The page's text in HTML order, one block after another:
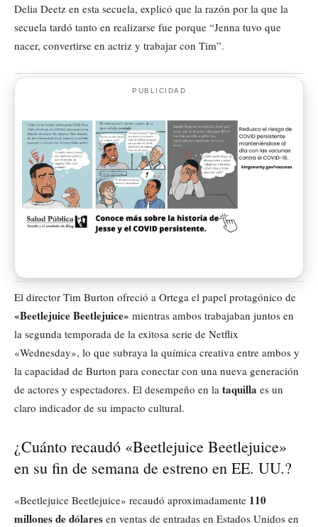
Delia Deetz en esta secuela, explicó que la razón por la que la
secuela tardó tanto en realizarse fue porque “Jenna tuvo que
nacer, convertirse en actriz y trabajar con Tim”.
PUBLICIDAD
El director Tim Burton ofreció a Ortega el papel protagónico de
«Beetlejuice Beetlejuice» mientras ambos trabajaban juntos en
la segunda temporada de la exitosa serie de Netflix
«Wednesday», lo que subraya la química creativa entre ambos y
la capacidad de Burton para conectar con una nueva generación
de actores y espectadores. El desempeño en la taquilla es un
claro indicador de su impacto cultural.
¿Cuánto recaudó «Beetlejuice Beetlejuice»
en su fin de semana de estreno en EE. UU.?
«Beetlejuice Beetlejuice» recaudó aproximadamente 110
millones de dólares en ventas de entradas en Estados Unidos en